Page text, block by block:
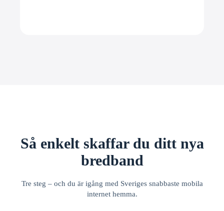
Så enkelt skaffar du ditt nya
bredband
Tre steg – och du är igång med Sveriges snabbaste mobila
internet hemma.